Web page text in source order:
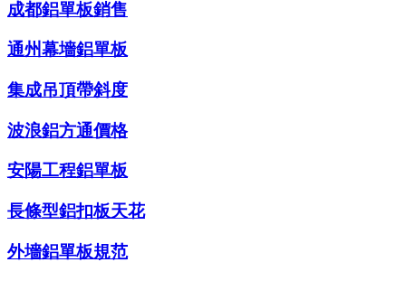
成都鋁單板銷售
通州幕墻鋁單板
集成吊頂帶斜度
波浪鋁方通價格
安陽工程鋁單板
長條型鋁扣板天花
外墻鋁單板規范